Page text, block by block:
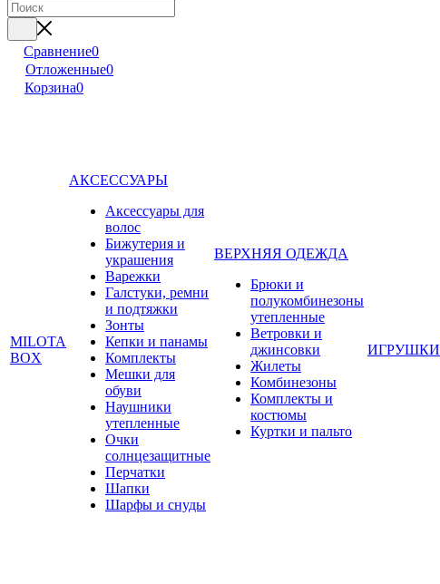
Сравнение0
Отложенные0
Корзина0
MILOTA
BOX
АКСЕССУАРЫ
Аксессуары для
волос
Бижутерия и
украшения
Варежки
Галстуки, ремни
и подтяжки
Зонты
Кепки и панамы
Комплекты
Мешки для
обуви
Наушники
утепленные
Очки
солнцезащитные
Перчатки
Шапки
Шарфы и снуды
ВЕРХНЯЯ ОДЕЖДА
Брюки и
полукомбинезоны
утепленные
Ветровки и
джинсовки
Жилеты
Комбинезоны
Комплекты и
костюмы
Куртки и пальто
ИГРУШКИ